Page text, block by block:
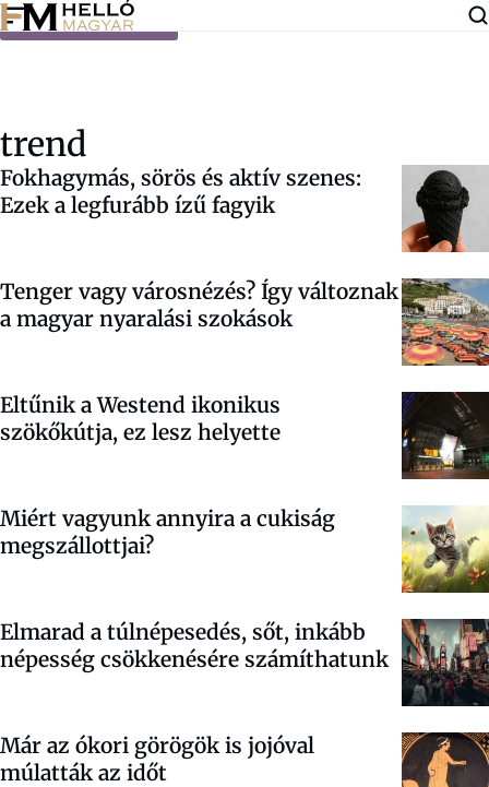
Ugrás a tartalomra
trend
Fokhagymás, sörös és aktív szenes:
Ezek a legfurább ízű fagyik
Tenger vagy városnézés? Így változnak
a magyar nyaralási szokások
Eltűnik a Westend ikonikus
szökőkútja, ez lesz helyette
Miért vagyunk annyira a cukiság
megszállottjai?
Elmarad a túlnépesedés, sőt, inkább
népesség csökkenésére számíthatunk
Már az ókori görögök is jojóval
múlatták az időt